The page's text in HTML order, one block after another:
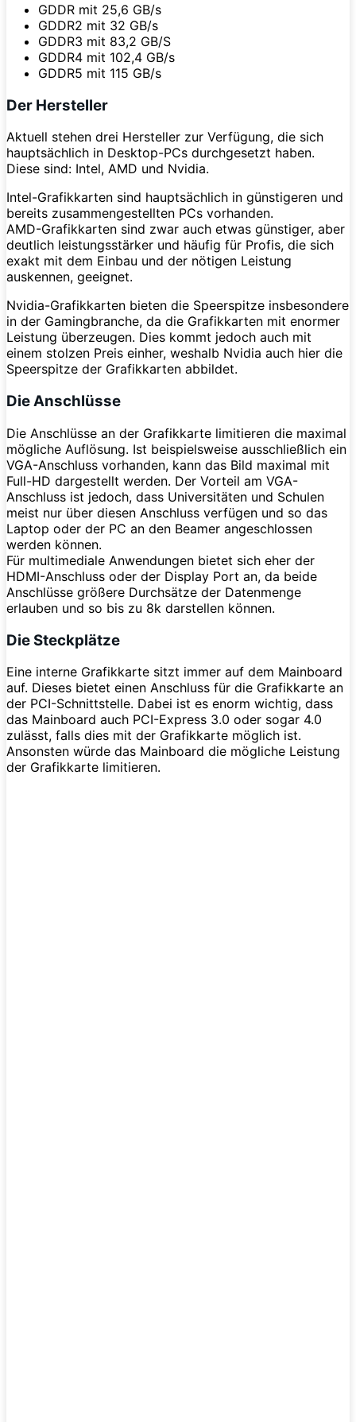
GDDR mit 25,6 GB/s
GDDR2 mit 32 GB/s
GDDR3 mit 83,2 GB/S
GDDR4 mit 102,4 GB/s
GDDR5 mit 115 GB/s
Der Hersteller
Aktuell stehen drei Hersteller zur Verfügung, die sich
hauptsächlich in Desktop-PCs durchgesetzt haben.
Diese sind: Intel, AMD und Nvidia.
Intel-Grafikkarten sind hauptsächlich in günstigeren und
bereits zusammengestellten PCs vorhanden.
AMD-Grafikkarten sind zwar auch etwas günstiger, aber
deutlich leistungsstärker und häufig für Profis, die sich
exakt mit dem Einbau und der nötigen Leistung
auskennen, geeignet.
Nvidia-Grafikkarten bieten die Speerspitze insbesondere
in der Gamingbranche, da die Grafikkarten mit enormer
Leistung überzeugen. Dies kommt jedoch auch mit
einem stolzen Preis einher, weshalb Nvidia auch hier die
Speerspitze der Grafikkarten abbildet.
Die Anschlüsse
Die Anschlüsse an der Grafikkarte limitieren die maximal
mögliche Auflösung. Ist beispielsweise ausschließlich ein
VGA-Anschluss vorhanden, kann das Bild maximal mit
Full-HD dargestellt werden. Der Vorteil am VGA-
Anschluss ist jedoch, dass Universitäten und Schulen
meist nur über diesen Anschluss verfügen und so das
Laptop oder der PC an den Beamer angeschlossen
werden können.
Für multimediale Anwendungen bietet sich eher der
HDMI-Anschluss oder der Display Port an, da beide
Anschlüsse größere Durchsätze der Datenmenge
erlauben und so bis zu 8k darstellen können.
Die Steckplätze
Eine interne Grafikkarte sitzt immer auf dem Mainboard
auf. Dieses bietet einen Anschluss für die Grafikkarte an
der PCI-Schnittstelle. Dabei ist es enorm wichtig, dass
das Mainboard auch PCI-Express 3.0 oder sogar 4.0
zulässt, falls dies mit der Grafikkarte möglich ist.
Ansonsten würde das Mainboard die mögliche Leistung
der Grafikkarte limitieren.